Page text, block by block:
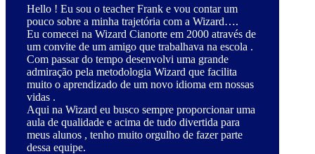
Hello ! Eu sou o teacher Frank e vou contar um
pouco sobre a minha trajetória com a Wizard….
Eu comecei na Wizard Cianorte em 2000 através de
um convite de um amigo que trabalhava na escola .
Com passar do tempo desenvolvi uma grande
admiração pela metodologia Wizard que facilita
muito o aprendizado de um novo idioma em nossas
vidas .
Aqui na Wizard eu busco sempre proporcionar uma
aula de qualidade e acima de tudo divertida para
meus alunos , tenho muito orgulho de fazer parte
dessa equipe.